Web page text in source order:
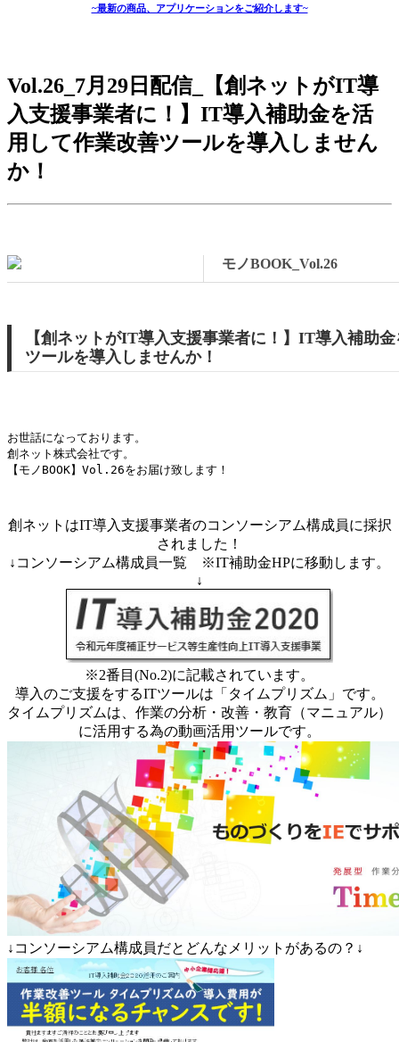
~最新の商品、アプリケーションをご紹介します~
Vol.26_7月29日配信_【創ネットがIT導
入支援事業者に！】IT導入補助金を活
用して作業改善ツールを導入しません
か！
モノBOOK_Vol.26
【創ネットがIT導入支援事業者に！】IT導入補助
ツールを導入しませんか！
お世話になっております。
創ネット株式会社です。
【モノBOOK】Vol.26をお届け致します！
創ネットはIT導入支援事業者のコンソーシアム構成員に採択
されました！
↓コンソーシアム構成員一覧 ※IT補助金HPに移動します。
↓
※2番目(No.2)に記載されています。
導入のご支援をするITツールは「タイムプリズム」です。
タイムプリズムは、作業の分析・改善・教育（マニュアル）
に活用する為の動画活用ツールです。
↓コンソーシアム構成員だとどんなメリットがあるの？↓